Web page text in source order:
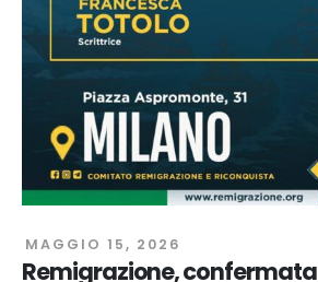
MAGGIO 15, 2026
Remigrazione, confermata